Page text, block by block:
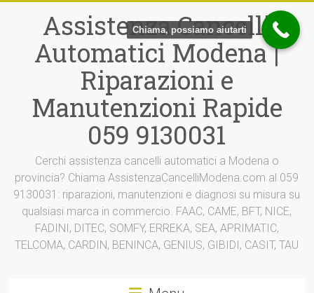
contenutoAssistenza Cancelli
Automatici Modena |
Riparazioni e
Manutenzioni Rapide
059 9130031
Cerchi assistenza cancelli automatici a Modena o
provincia? Chiama AssistenzaCancelliModena.com al 059
9130031: riparazioni, manutenzioni e diagnosi su misura su
qualsiasi marca in commercio. FAAC, CAME, BFT, NICE,
FADINI, DITEC, SOMFY, ERREKA, SEA, APRIMATIC,
TELCOMA, CARDIN, BENINCA, GENIUS, GIBIDI, CASIT, TAU
Chiama, possiamo aiutarti